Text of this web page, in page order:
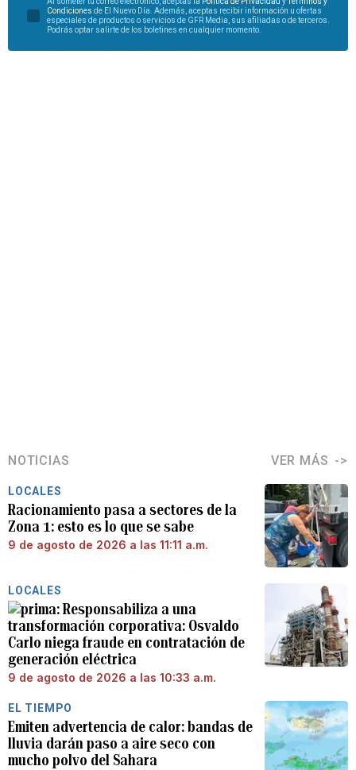
Condiciones de El Nuevo Día. Además, aceptas recibir información u ofertas
especiales de productos o servicios de GFR Media, sus afiliadas o de terceros.
Podrás optar salirte de los boletines en cualquier momento.
NOTICIAS VER MÁS
LOCALES
Racionamiento pasa a sectores de la
Zona 1: esto es lo que se sabe
9 de agosto de 2026 a las 11:11 a.m.
LOCALES
Responsabiliza a una
transformación corporativa: Osvaldo
Carlo niega fraude en contratación de
generación eléctrica
9 de agosto de 2026 a las 10:33 a.m.
EL TIEMPO
Emiten advertencia de calor: bandas de
lluvia darán paso a aire seco con
mucho polvo del Sahara